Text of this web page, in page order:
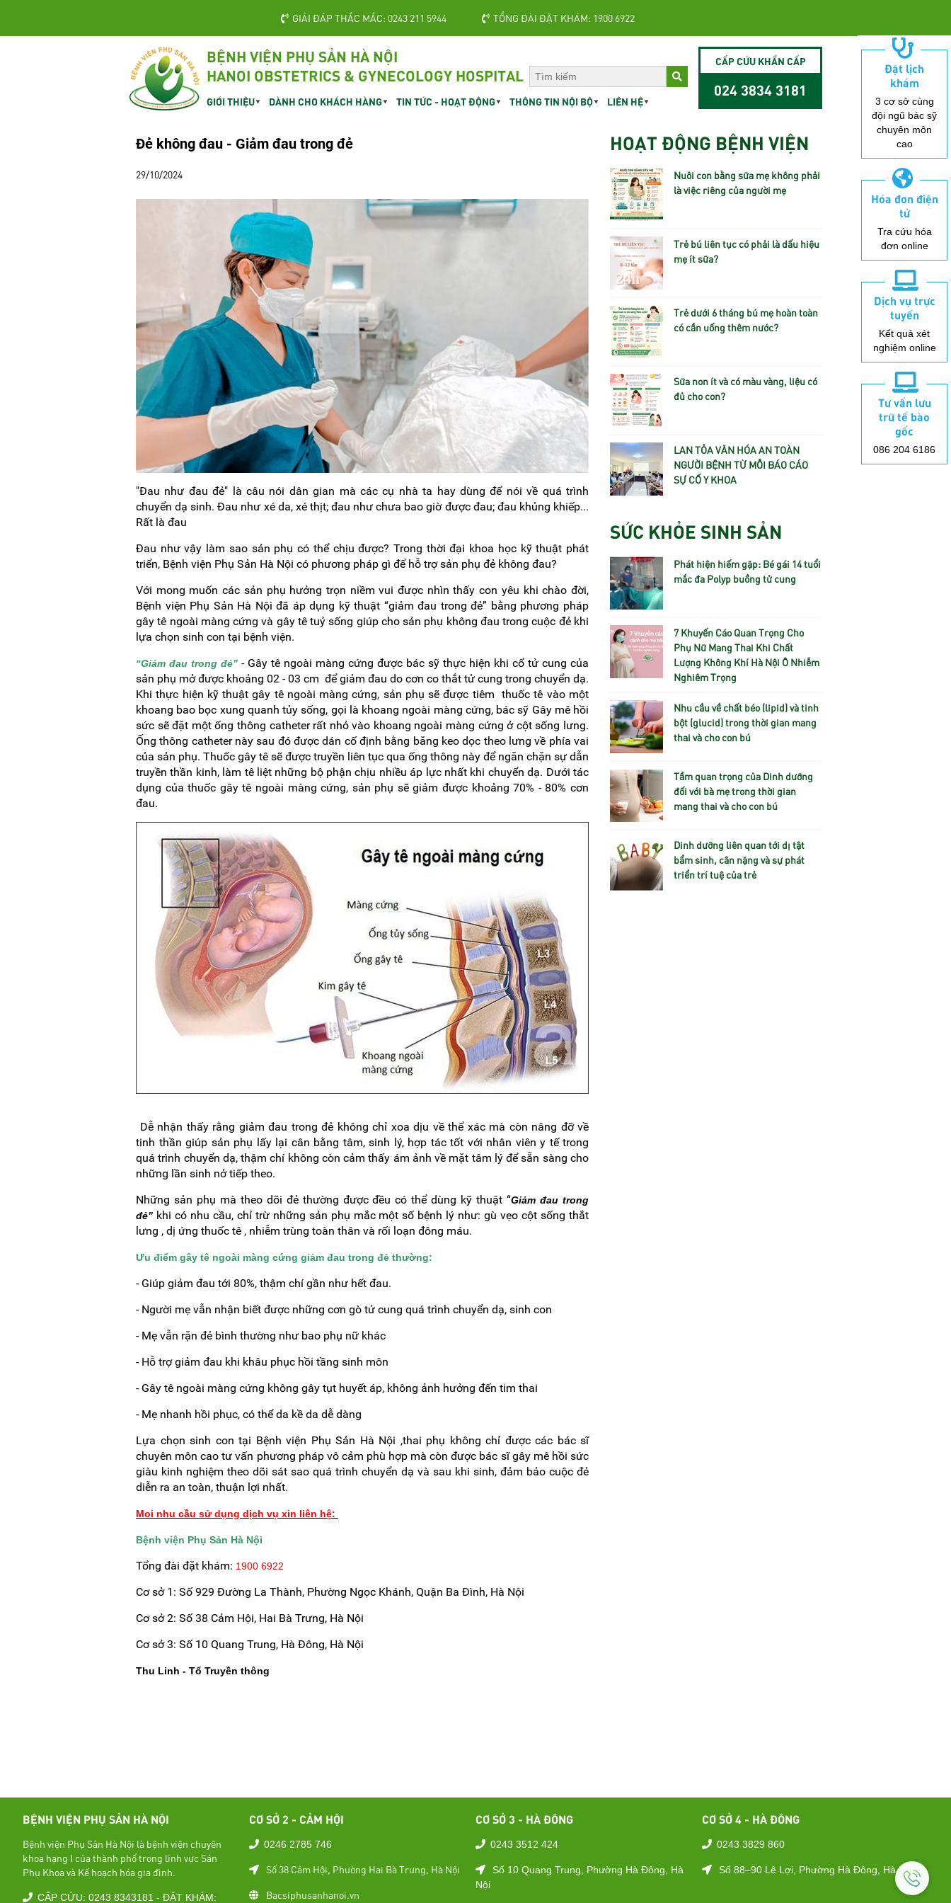
GIẢI ĐÁP THẮC MẮC: 0243 211 5944 TỔNG ĐÀI ĐẶT KHÁM: 1900 6922
BỆNH VIỆN PHỤ SẢN HÀ NỘI
HANOI OBSTETRICS & GYNECOLOGY HOSPITAL
GIỚI THIỆU DÀNH CHO KHÁCH HÀNG TIN TỨC - HOẠT ĐỘNG THÔNG TIN NỘI BỘ LIÊN HỆ
CẤP CỨU KHẨN CẤP
024 3834 3181
Đẻ không đau - Giảm đau trong đẻ
29/10/2024
"Đau như đau đẻ" là câu nói dân gian mà các cụ nhà ta hay dùng để nói về quá trình
chuyển dạ sinh. Đau như xé da, xé thịt; đau như chưa bao giờ được đau; đau khủng khiếp...
Rất là đau
Đau như vậy làm sao sản phụ có thể chịu được? Trong thời đại khoa học kỹ thuật phát
triển, Bệnh viện Phụ Sản Hà Nội có phương pháp gì để hỗ trợ sản phụ đẻ không đau?
Với mong muốn các sản phụ hưởng trọn niềm vui được nhìn thấy con yêu khi chào đời,
Bệnh viện Phụ Sản Hà Nội đã áp dụng kỹ thuật “giảm đau trong đẻ” bằng phương pháp
gây tê ngoài màng cứng và gây tê tuỷ sống giúp cho sản phụ không đau trong cuộc đẻ khi
lựa chọn sinh con tại bệnh viện.
“Giảm đau trong đẻ” - Gây tê ngoài màng cứng được bác sỹ thực hiện khi cổ tử cung của
sản phụ mở được khoảng 02 - 03 cm để giảm đau do cơn co thắt tử cung trong chuyển dạ.
Khi thực hiện kỹ thuật gây tê ngoài màng cứng, sản phụ sẽ được tiêm thuốc tê vào một
khoang bao bọc xung quanh tủy sống, gọi là khoang ngoài màng cứng, bác sỹ Gây mê hồi
sức sẽ đặt một ống thông catheter rất nhỏ vào khoang ngoài màng cứng ở cột sống lưng.
Ống thông catheter này sau đó được dán cố định bằng băng keo dọc theo lưng về phía vai
của sản phụ. Thuốc gây tê sẽ được truyền liên tục qua ống thông này để ngăn chặn sự dẫn
truyền thần kinh, làm tê liệt những bộ phận chịu nhiều áp lực nhất khi chuyển dạ. Dưới tác
dụng của thuốc gây tê ngoài màng cứng, sản phụ sẽ giảm được khoảng 70% - 80% cơn
đau.
Dễ nhận thấy rằng giảm đau trong đẻ không chỉ xoa dịu về thể xác mà còn nâng đỡ về
tinh thần giúp sản phụ lấy lại cân bằng tâm, sinh lý, hợp tác tốt với nhân viên y tế trong
quá trình chuyển dạ, thậm chí không còn cảm thấy ám ảnh về mặt tâm lý để sẵn sàng cho
những lần sinh nở tiếp theo.
Những sản phụ mà theo dõi đẻ thường được đều có thể dùng kỹ thuật “Giảm đau trong
đẻ” khi có nhu cầu, chỉ trừ những sản phụ mắc một số bệnh lý như: gù vẹo cột sống thắt
lưng , dị ứng thuốc tê , nhiễm trùng toàn thân và rối loạn đông máu.
Ưu điểm gây tê ngoài màng cứng giảm đau trong đẻ thường:
- Giúp giảm đau tới 80%, thậm chí gần như hết đau.
- Người mẹ vẫn nhận biết được những cơn gò tử cung quá trình chuyển dạ, sinh con
- Mẹ vẫn rặn đẻ bình thường như bao phụ nữ khác
- Hỗ trợ giảm đau khi khâu phục hồi tầng sinh môn
- Gây tê ngoài màng cứng không gây tụt huyết áp, không ảnh hưởng đến tim thai
- Mẹ nhanh hồi phục, có thể da kề da dễ dàng
Lựa chọn sinh con tại Bệnh viện Phụ Sản Hà Nội ,thai phụ không chỉ được các bác sĩ
chuyên môn cao tư vấn phương pháp vô cảm phù hợp mà còn được bác sĩ gây mê hồi sức
giàu kinh nghiệm theo dõi sát sao quá trình chuyển dạ và sau khi sinh, đảm bảo cuộc đẻ
diễn ra an toàn, thuận lợi nhất.
Moi nhu cầu sử dụng dịch vụ xin liên hệ:
Bệnh viện Phụ Sản Hà Nội
Tổng đài đặt khám: 1900 6922
Cơ sở 1: Số 929 Đường La Thành, Phường Ngọc Khánh, Quận Ba Đình, Hà Nội
Cơ sở 2: Số 38 Cảm Hội, Hai Bà Trưng, Hà Nội
Cơ sở 3: Số 10 Quang Trung, Hà Đông, Hà Nội
Thu Linh - Tổ Truyền thông
HOẠT ĐỘNG BỆNH VIỆN
Nuôi con bằng sữa mẹ không phải
là việc riêng của người mẹ
Trẻ bú liên tục có phải là dấu hiệu
mẹ ít sữa?
Trẻ dưới 6 tháng bú mẹ hoàn toàn
có cần uống thêm nước?
Sữa non ít và có màu vàng, liệu có
đủ cho con?
LAN TỎA VĂN HÓA AN TOÀN
NGƯỜI BỆNH TỪ MỖI BÁO CÁO
SỰ CỐ Y KHOA
SỨC KHỎE SINH SẢN
Phát hiện hiếm gặp: Bé gái 14 tuổi
mắc đa Polyp buồng tử cung
7 Khuyến Cáo Quan Trọng Cho
Phụ Nữ Mang Thai Khi Chất
Lượng Không Khí Hà Nội Ô Nhiễm
Nghiêm Trọng
Nhu cầu về chất béo (lipid) và tinh
bột (glucid) trong thời gian mang
thai và cho con bú
Tầm quan trọng của Dinh dưỡng
đối với bà mẹ trong thời gian
mang thai và cho con bú
Dinh dưỡng liên quan tới dị tật
bẩm sinh, cân nặng và sự phát
triển trí tuệ của trẻ
BỆNH VIỆN PHỤ SẢN HÀ NỘI
Bệnh viện Phụ Sản Hà Nội là bệnh viện chuyên
khoa hạng I của thành phố trong lĩnh vực Sản
Phụ Khoa và Kế hoạch hóa gia đình.
CẤP CỨU: 0243 8343181 - ĐẶT KHÁM:
CƠ SỞ 2 - CẢM HỘI
0246 2785 746
Số 38 Cảm Hội, Phường Hai Bà Trưng, Hà Nội
Bacsiphusanhanoi.vn
CƠ SỞ 3 - HÀ ĐÔNG
0243 3512 424
Số 10 Quang Trung, Phường Hà Đông, Hà
Nội
CƠ SỞ 4 - HÀ ĐÔNG
0243 3829 860
Số 88–90 Lê Lợi, Phường Hà Đông, Hà Nội
Đặt lịch
khám
3 cơ sở cùng
đội ngũ bác sỹ
chuyên môn
cao
Hóa đơn điện
tử
Tra cứu hóa
đơn online
Dịch vụ trực
tuyến
Kết quả xét
nghiệm online
Tư vấn lưu
trữ tế bào
gốc
086 204 6186